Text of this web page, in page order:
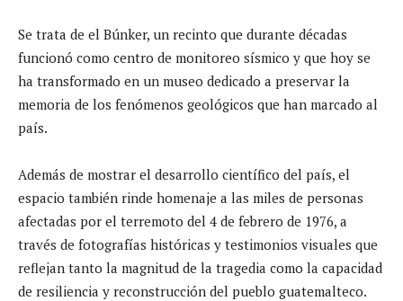
Se trata de el Búnker, un recinto que durante décadas
funcionó como centro de monitoreo sísmico y que hoy se
ha transformado en un museo dedicado a preservar la
memoria de los fenómenos geológicos que han marcado al
país.
Además de mostrar el desarrollo científico del país, el
espacio también rinde homenaje a las miles de personas
afectadas por el terremoto del 4 de febrero de 1976, a
través de fotografías históricas y testimonios visuales que
reflejan tanto la magnitud de la tragedia como la capacidad
de resiliencia y reconstrucción del pueblo guatemalteco.